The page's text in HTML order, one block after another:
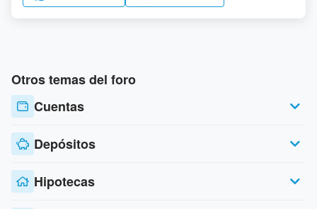
Otros temas del foro
Cuentas
Depósitos
Hipotecas